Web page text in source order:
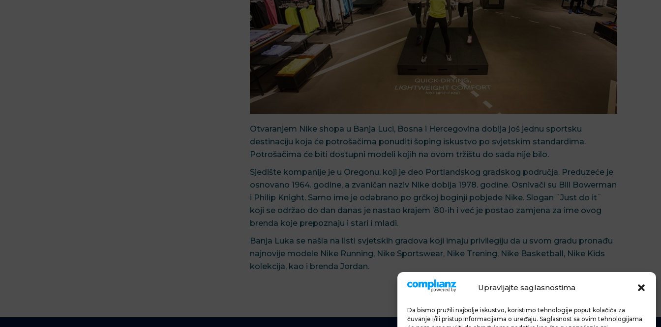
Upravljajte saglasnostima
Da bismo pružili najbolje iskustvo, koristimo tehnologije poput kolačića za
čuvanje i/ili pristup informacijama o uređaju. Saglasnost sa ovim tehnologijama
Otvaranjem Nike shopa u Banja Luci, Bosna i Hercegovina dobija još jednu sportsku
destinaciju koja će potrošačima ponuditi šoping iskustvo po svjetskim standardima.
Potrošačima će biti dostupni modeli kojih na ovom tržištu do sada nije bilo.
Sjedište kompanije je u Oregonu, koji je deo Portlandskog gradskog područja. Preduzeće je
osnovano 1964. godine, a zvaničan naziv Nike dobija 1978. godine. Osnivači su Bill Bowerman
i Philip Knight. Samo ime je odabrano po grčkoj boginji pobjede Nike. Slogan ¨Just do it¨
koji se održao do dan danas je nastao krajem ’80-ih i već je postao zamjena za ime ovog
brenda koje prepoznaju i stari i mladi.
Banja Luka se našla na listi svjetskih gradova koji imaju privilegiju da u svom gradu pronađu
najnovije modele Nike Running, Nike Sportswear, Nike Trening, Nike Basketball, Nike Kids
kolekcija, kao i brenda Jordan.